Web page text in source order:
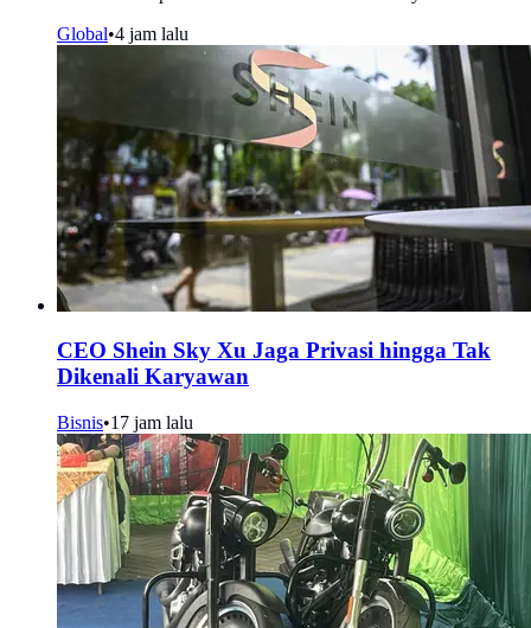
Global•4 jam lalu
CEO Shein Sky Xu Jaga Privasi hingga Tak
Dikenali Karyawan
Bisnis•17 jam lalu